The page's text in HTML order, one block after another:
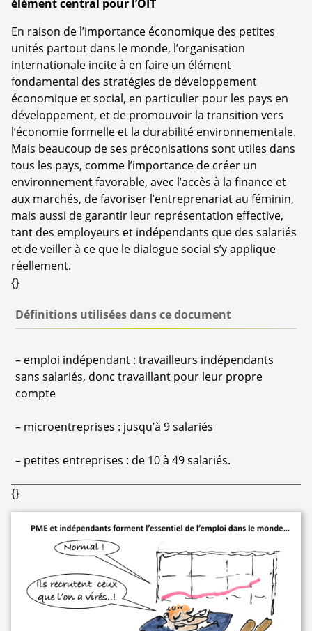
élément central pour l’OIT
En raison de l’importance économique des petites
unités partout dans le monde, l’organisation
internationale incite à en faire un élément
fondamental des stratégies de développement
économique et social, en particulier pour les pays en
développement, et de promouvoir la transition vers
l’économie formelle et la durabilité environnementale.
Mais beaucoup de ses préconisations sont utiles dans
tous les pays, comme l’importance de créer un
environnement favorable, avec l’accès à la finance et
aux marchés, de favoriser l’entreprenariat au féminin,
mais aussi de garantir leur représentation effective,
tant des employeurs et indépendants que des salariés
et de veiller à ce que le dialogue social s’y applique
réellement.
{}
Définitions utilisées dans ce document
– emploi indépendant : travailleurs indépendants
sans salariés, donc travaillant pour leur propre
compte
– microentreprises : jusqu’à 9 salariés
– petites entreprises : de 10 à 49 salariés.
{}